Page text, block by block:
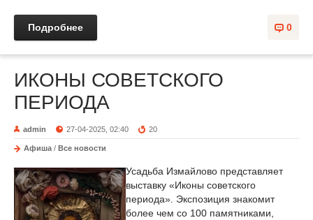
0
Подробнее
ИКОНЫ СОВЕТСКОГО
ПЕРИОДА
admin 27-04-2025, 02:40 20
Афиша / Все новости
Усадьба Измайлово представляет
выставку «Иконы советского
периода». Экспозиция знакомит
более чем со 100 памятниками,